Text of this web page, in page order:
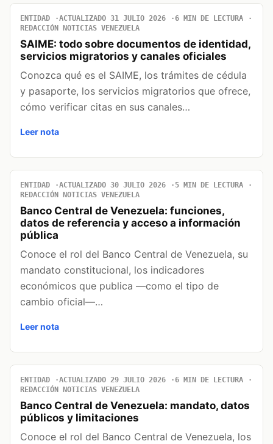
ENTIDAD ACTUALIZADO 31 JULIO 2026
6 MIN DE LECTURA
REDACCIÓN NOTICIAS VENEZUELA
SAIME: todo sobre documentos de identidad,
servicios migratorios y canales oficiales
Conozca qué es el SAIME, los trámites de cédula
y pasaporte, los servicios migratorios que ofrece,
cómo verificar citas en sus canales…
Leer nota
ENTIDAD ACTUALIZADO 30 JULIO 2026
5 MIN DE LECTURA
REDACCIÓN NOTICIAS VENEZUELA
Banco Central de Venezuela: funciones,
datos de referencia y acceso a información
pública
Conoce el rol del Banco Central de Venezuela, su
mandato constitucional, los indicadores
económicos que publica —como el tipo de
cambio oficial—…
Leer nota
ENTIDAD ACTUALIZADO 29 JULIO 2026
6 MIN DE LECTURA
REDACCIÓN NOTICIAS VENEZUELA
Banco Central de Venezuela: mandato, datos
públicos y limitaciones
Conoce el rol del Banco Central de Venezuela, los